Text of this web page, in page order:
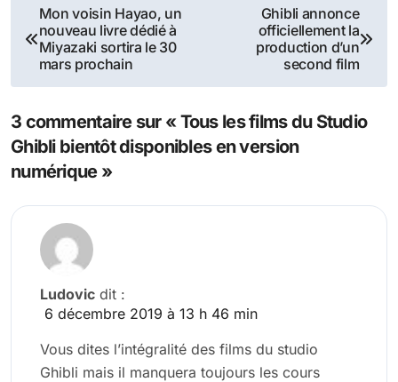
Navigation
de
l’article
Mon voisin Hayao, un
nouveau livre dédié à
Miyazaki sortira le 30
mars prochain
Ghibli annonce
officiellement la
production d’un
second film
3 commentaire sur « Tous les films du Studio
Ghibli bientôt disponibles en version
numérique »
Ludovic dit :
6 décembre 2019 à 13 h 46 min
Vous dites l’intégralité des films du studio
Ghibli mais il manquera toujours les cours